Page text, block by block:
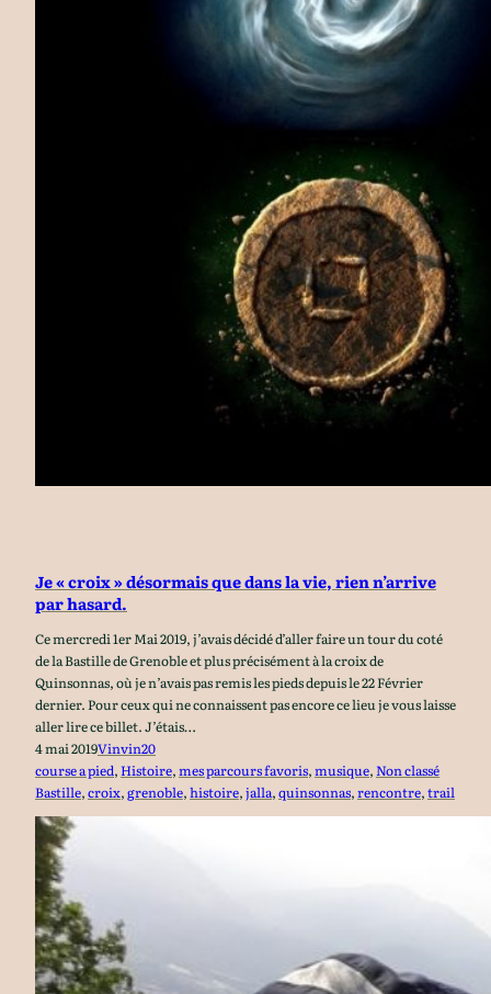
Je « croix » désormais que dans la vie, rien n’arrive
par hasard.
Ce mercredi 1er Mai 2019, j’avais décidé d’aller faire un tour du coté
de la Bastille de Grenoble et plus précisément à la croix de
Quinsonnas, où je n’avais pas remis les pieds depuis le 22 Février
dernier. Pour ceux qui ne connaissent pas encore ce lieu je vous laisse
aller lire ce billet. J’étais…
4 mai 2019Vinvin20
course a pied, Histoire, mes parcours favoris, musique, Non classé
Bastille, croix, grenoble, histoire, jalla, quinsonnas, rencontre, trail